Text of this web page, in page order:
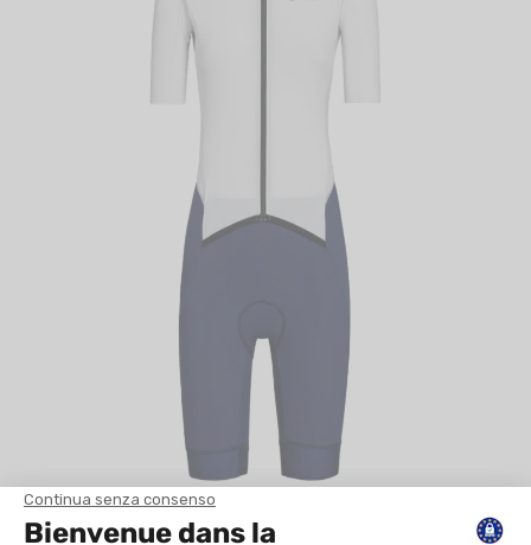
Perché questo prodotto
l’alto livello.